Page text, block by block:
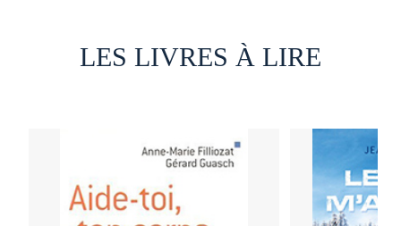
LES LIVRES À LIRE